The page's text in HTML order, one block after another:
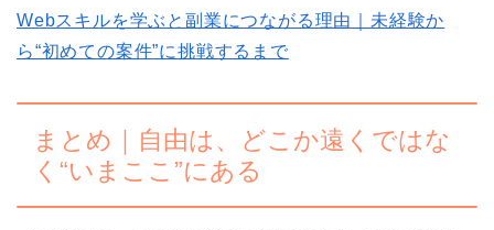
Webスキルを学ぶと副業につながる理由｜未経験か
ら“初めての案件”に挑戦するまで
まとめ｜自由は、どこか遠くではな
く“いまここ”にある